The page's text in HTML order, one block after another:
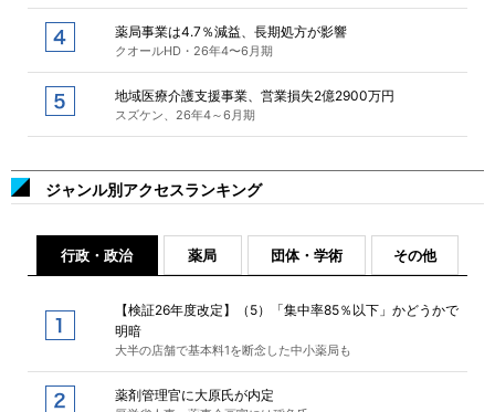
薬局事業は4.7％減益、長期処方が影響
クオールHD・26年4〜6月期
地域医療介護支援事業、営業損失2億2900万円
スズケン、26年4～6月期
ジャンル別アクセスランキング
行政・政治 薬局 団体・学術 その他
【検証26年度改定】（5）「集中率85％以下」かどうかで
明暗
大半の店舗で基本料1を断念した中小薬局も
薬剤管理官に大原氏が内定